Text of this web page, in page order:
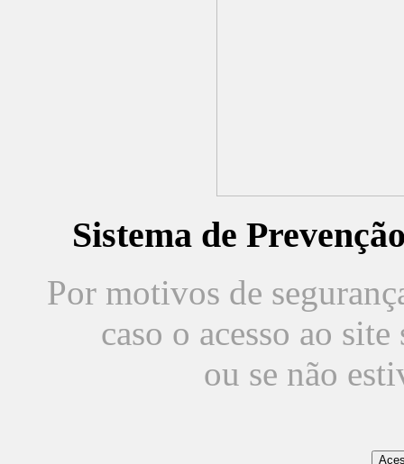
Sistema de
Por motivos de
caso o acesso ao
ou se não